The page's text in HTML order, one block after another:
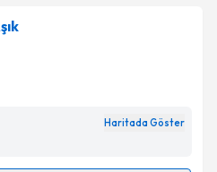
takvimi talebi
randevu almanız için bir
e-posta ile bilgilendireceğiz.
Haritada Göster